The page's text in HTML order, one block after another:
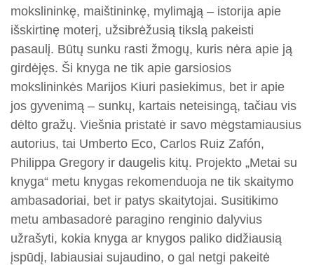
mokslininkę, maištininkę, mylimąją – istorija apie
išskirtinę moterį, užsibrėžusią tikslą pakeisti
pasaulį. Būtų sunku rasti žmogų, kuris nėra apie ją
girdėjęs. Ši knyga ne tik apie garsiosios
mokslininkės Marijos Kiuri pasiekimus, bet ir apie
jos gyvenimą – sunkų, kartais neteisingą, tačiau vis
dėlto gražų. Viešnia pristatė ir savo mėgstamiausius
autorius, tai Umberto Eco, Carlos Ruiz Zafón,
Philippa Gregory ir daugelis kitų. Projekto „Metai su
knyga“ metu knygas rekomenduoja ne tik skaitymo
ambasadoriai, bet ir patys skaitytojai. Susitikimo
metu ambasadorė paragino renginio dalyvius
užrašyti, kokia knyga ar knygos paliko didžiausią
įspūdį, labiausiai sujaudino, o gal netgi pakeitė